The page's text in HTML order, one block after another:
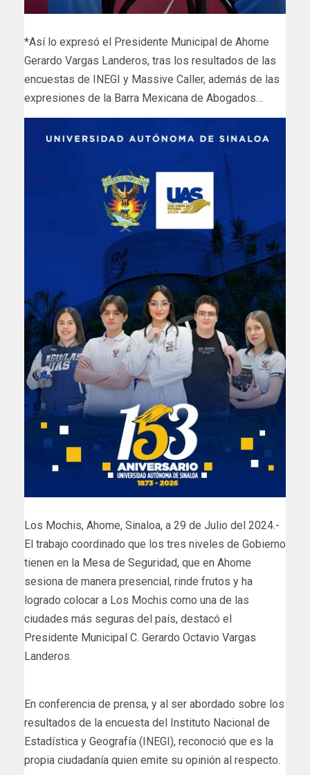
*Así lo expresó el Presidente Municipal de Ahome
Gerardo Vargas Landeros, tras los resultados de las
encuestas de INEGI y Massive Caller, además de las
expresiones de la Barra Mexicana de Abogados…
Los Mochis, Ahome, Sinaloa, a 29 de Julio del 2024.-
El trabajo coordinado que los tres niveles de Gobierno
tienen en la Mesa de Seguridad, que en Ahome
sesiona de manera presencial, rinde frutos y ha
logrado colocar a Los Mochis como una de las
ciudades más seguras del país, destacó el
Presidente Municipal C. Gerardo Octavio Vargas
Landeros.
En conferencia de prensa, y al ser abordado sobre los
resultados de la encuesta del Instituto Nacional de
Estadística y Geografía (INEGI), reconoció que es la
propia ciudadanía quien emite su opinión al respecto.